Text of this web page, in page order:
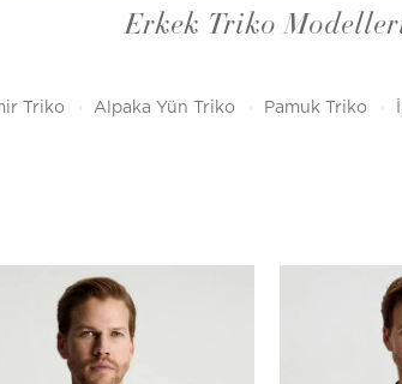
Erkek Triko
Triko Alpaka Yün Triko Pamuk Triko